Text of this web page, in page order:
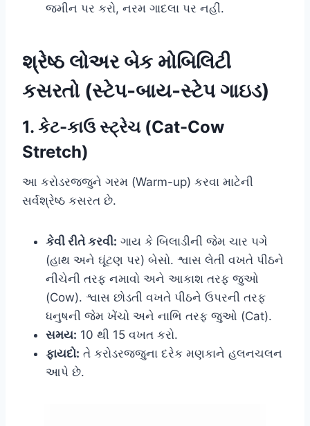
જમીન પર કરો, નરમ ગાદલા પર નહીં.
શ્રેષ્ઠ લોઅર બેક મોબિલિટી
કસરતો (સ્ટેપ-બાય-સ્ટેપ ગાઇડ)
1. કેટ-કાઉ સ્ટ્રેચ (Cat-Cow
Stretch)
આ કરોડરજ્જુને ગરમ (Warm-up) કરવા માટેની
સર્વશ્રેષ્ઠ કસરત છે.
કેવી રીતે કરવી: ગાય કે બિલાડીની જેમ ચાર પગે
(હાથ અને ઘૂંટણ પર) બેસો. શ્વાસ લેતી વખતે પીઠને
નીચેની તરફ નમાવો અને આકાશ તરફ જુઓ
(Cow). શ્વાસ છોડતી વખતે પીઠને ઉપરની તરફ
ધનુષની જેમ ખેંચો અને નાભિ તરફ જુઓ (Cat).
સમય: 10 થી 15 વખત કરો.
ફાયદો: તે કરોડરજ્જુના દરેક મણકાને હલનચલન
આપે છે.